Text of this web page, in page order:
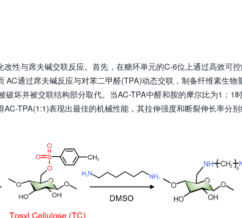
性与席夫碱交联反应。首先，在糖环单元的C-6位上通过高效可
AC通过席夫碱反应与对苯二甲醛(TPA)动态交联，制备纤维素生物
坏并被交联结构部分取代。当AC-TPA中醛和胺的摩尔比为1：1时
TPA(1:1)表现出最佳的机械性能，其拉伸强度和断裂伸长率分